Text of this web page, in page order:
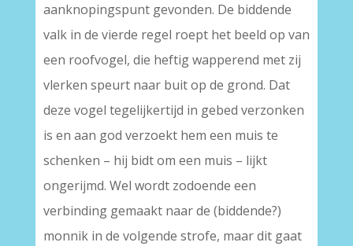
aanknopingspunt gevonden. De biddende
valk in de vierde regel roept het beeld op van
een roofvogel, die heftig wapperend met zij
vlerken speurt naar buit op de grond. Dat
deze vogel tegelijkertijd in gebed verzonken
is en aan god verzoekt hem een muis te
schenken – hij bidt om een muis – lijkt
ongerijmd. Wel wordt zodoende een
verbinding gemaakt naar de (biddende?)
monnik in de volgende strofe, maar dit gaat